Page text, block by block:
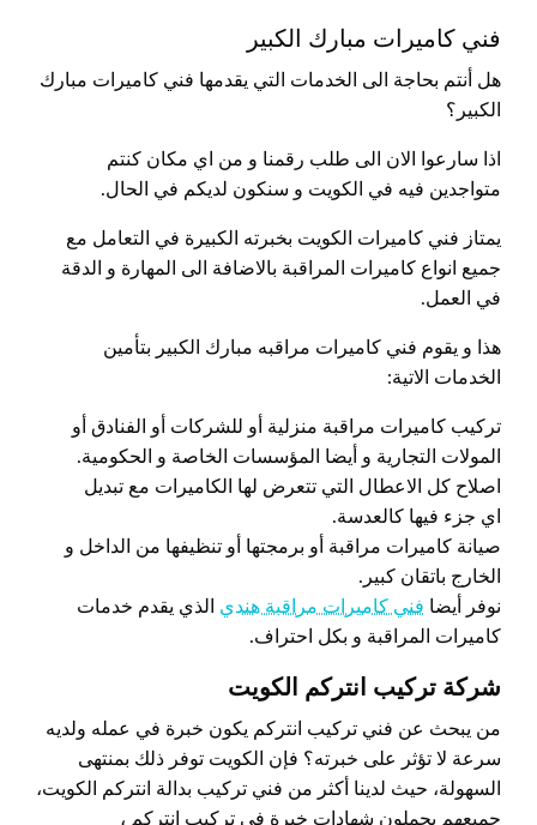
فني كاميرات مبارك الكبير
هل أنتم بحاجة الى الخدمات التي يقدمها فني كاميرات مبارك
الكبير؟
اذا سارعوا الان الى طلب رقمنا و من اي مكان كنتم
متواجدين فيه في الكويت و سنكون لديكم في الحال.
يمتاز فني كاميرات الكويت بخبرته الكبيرة في التعامل مع
جميع انواع كاميرات المراقبة بالاضافة الى المهارة و الدقة
في العمل.
هذا و يقوم فني كاميرات مراقبه مبارك الكبير بتأمين
الخدمات الاتية:
تركيب كاميرات مراقبة منزلية أو للشركات أو الفنادق أو
المولات التجارية و أيضا المؤسسات الخاصة و الحكومية.
اصلاح كل الاعطال التي تتعرض لها الكاميرات مع تبديل
اي جزء فيها كالعدسة.
صيانة كاميرات مراقبة أو برمجتها أو تنظيفها من الداخل و
الخارج باتقان كبير.
نوفر أيضا فني كاميرات مراقبة هندي الذي يقدم خدمات
كاميرات المراقبة و بكل احتراف.
شركة تركيب انتركم الكويت
من يبحث عن فني تركيب انتركم يكون خبرة في عمله ولديه
سرعة لا تؤثر على خبرته؟ فإن الكويت توفر ذلك بمنتهى
السهولة، حيث لدينا أكثر من فني تركيب بدالة انتركم الكويت،
جميعهم يحملون شهادات خبرة في تركيب انتركم ،